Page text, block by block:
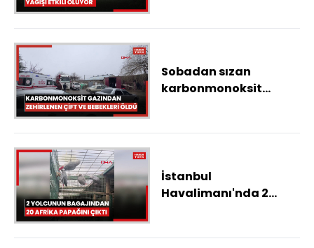
Sobadan sızan
karbonmonoksit
bebekleri öldü
İstanbul
Havalimanı'nda 2
çıktı